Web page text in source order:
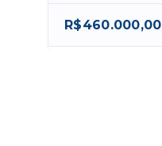
R$460.000,00